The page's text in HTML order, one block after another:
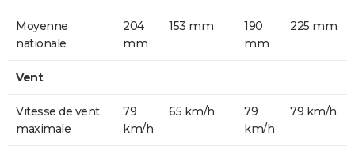
Moyenne
nationale
204
mm
153 mm
190
mm
225 mm
Vent
Vitesse de vent
maximale
79
km/h
65 km/h
79
km/h
79 km/h